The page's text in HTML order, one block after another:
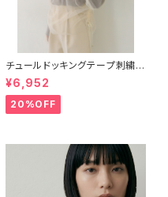
チュールドッキングテープ刺繍ロ
ンT
¥6,952
20%OFF